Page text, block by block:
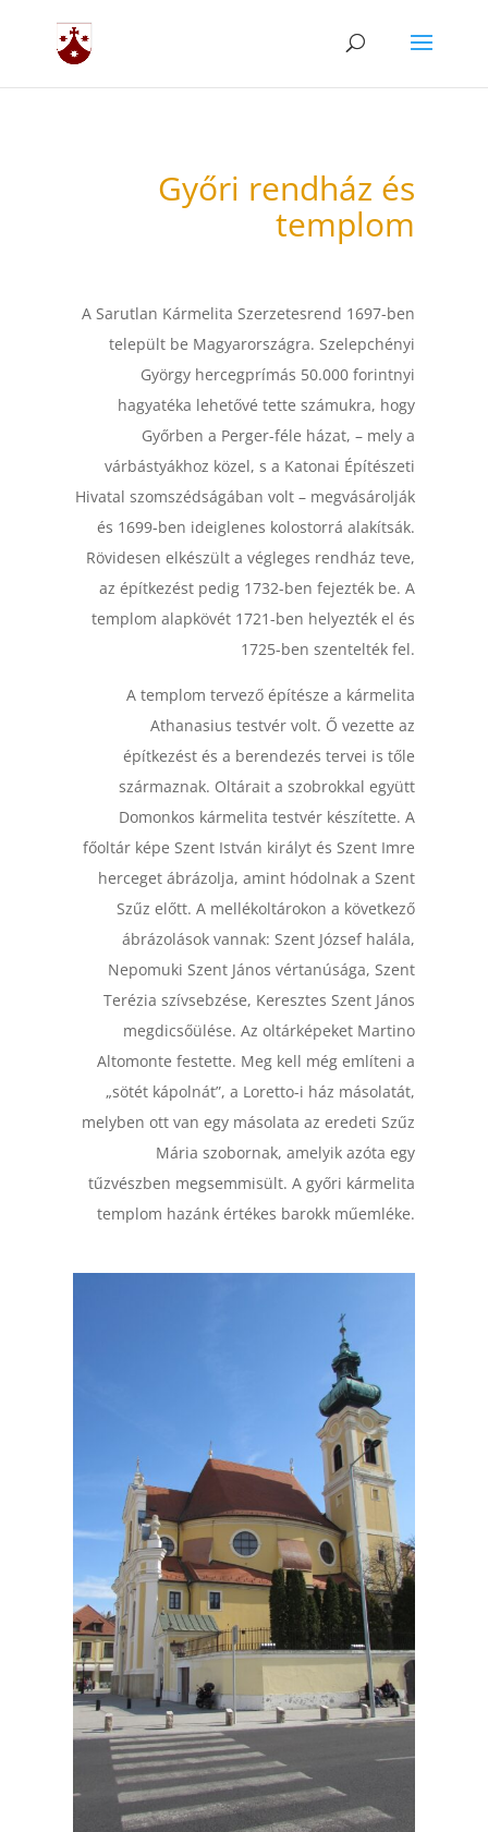
Győri rendház és
templom
A Sarutlan Kármelita Szerzetesrend 1697-ben
települt be Magyarországra. Szelepchényi
György hercegprímás 50.000 forintnyi
hagyatéka lehetővé tette számukra, hogy
Győrben a Perger-féle házat, – mely a
várbástyákhoz közel, s a Katonai Építészeti
Hivatal szomszédságában volt – megvásárolják
és 1699-ben ideiglenes kolostorrá alakítsák.
Rövidesen elkészült a végleges rendház teve,
az építkezést pedig 1732-ben fejezték be. A
templom alapkövét 1721-ben helyezték el és
1725-ben szentelték fel.
A templom tervező építésze a kármelita
Athanasius testvér volt. Ő vezette az
építkezést és a berendezés tervei is tőle
származnak. Oltárait a szobrokkal együtt
Domonkos kármelita testvér készítette. A
főoltár képe Szent István királyt és Szent Imre
herceget ábrázolja, amint hódolnak a Szent
Szűz előtt. A mellékoltárokon a következő
ábrázolások vannak: Szent József halála,
Nepomuki Szent János vértanúsága, Szent
Terézia szívsebzése, Keresztes Szent János
megdicsőülése. Az oltárképeket Martino
Altomonte festette. Meg kell még említeni a
„sötét kápolnát”, a Loretto-i ház másolatát,
melyben ott van egy másolata az eredeti Szűz
Mária szobornak, amelyik azóta egy
tűzvészben megsemmisült. A győri kármelita
templom hazánk értékes barokk műemléke.